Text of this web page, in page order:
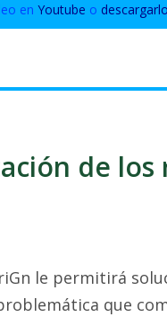
enYoutube o
de los
le permitirá
que